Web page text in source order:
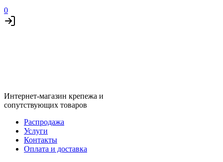
0
Интернет-магазин крепежа и
сопутствующих товаров
Распродажа
Услуги
Контакты
Оплата и доставка